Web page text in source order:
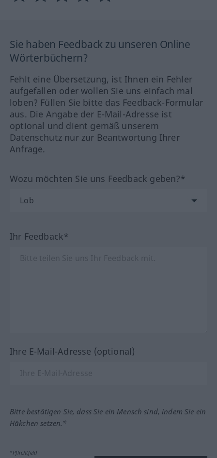
Sie haben Feedback zu unseren Online
Wörterbüchern?
Fehlt eine Übersetzung, ist Ihnen ein Fehler
aufgefallen oder wollen Sie uns einfach mal
loben? Füllen Sie bitte das Feedback-Formular
aus. Die Angabe der E-Mail-Adresse ist
optional und dient gemäß unserem
Datenschutz nur zur Beantwortung Ihrer
Anfrage.
Wozu möchten Sie uns Feedback geben?*
Ihr Feedback*
Ihre E-Mail-Adresse (optional)
Bitte bestätigen Sie, dass Sie ein Mensch sind, indem Sie ein
Häkchen setzen.*
*Pflichtfeld